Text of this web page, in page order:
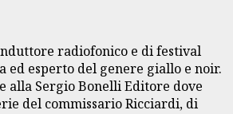
radiofonico e di festival
esperto del genere giallo e noir.
alla Sergio Bonelli Editore dove
del commissario Ricciardi, di